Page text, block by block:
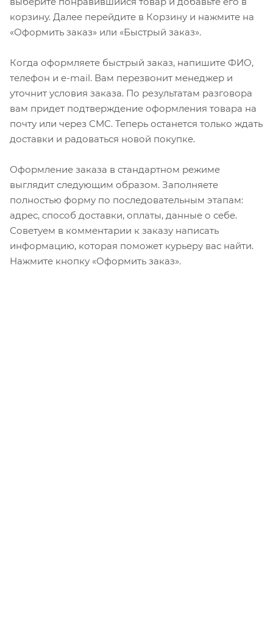
корзину. Далее перейдите в Корзину и нажмите на
«Оформить заказ» или «Быстрый заказ».
Когда оформляете быстрый заказ, напишите ФИО,
телефон и e-mail. Вам перезвонит менеджер и
уточнит условия заказа. По результатам разговора
вам придет подтверждение оформления товара на
почту или через СМС. Теперь останется только ждать
доставки и радоваться новой покупке.
Оформление заказа в стандартном режиме
выглядит следующим образом. Заполняете
полностью форму по последовательным этапам:
адрес, способ доставки, оплаты, данные о себе.
Советуем в комментарии к заказу написать
информацию, которая поможет курьеру вас найти.
Нажмите кнопку «Оформить заказ».